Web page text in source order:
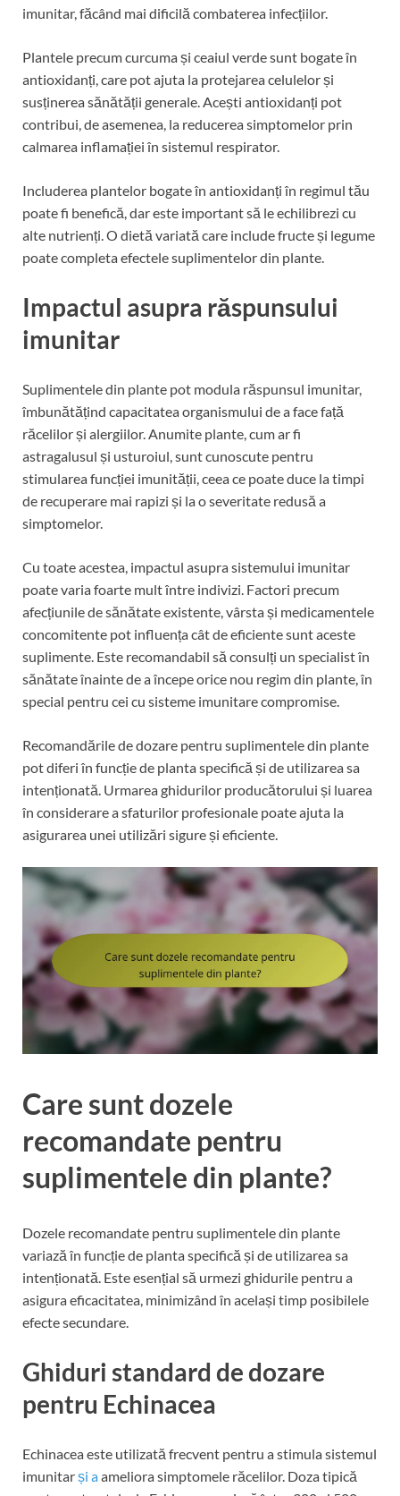
imunitar, făcând mai dificilă combaterea infecțiilor.
Plantele precum curcuma și ceaiul verde sunt bogate în
antioxidanți, care pot ajuta la protejarea celulelor și
susținerea sănătății generale. Acești antioxidanți pot
contribui, de asemenea, la reducerea simptomelor prin
calmarea inflamației în sistemul respirator.
Includerea plantelor bogate în antioxidanți în regimul tău
poate fi benefică, dar este important să le echilibrezi cu
alte nutrienți. O dietă variată care include fructe și legume
poate completa efectele suplimentelor din plante.
Impactul asupra răspunsului
imunitar
Suplimentele din plante pot modula răspunsul imunitar,
îmbunătățind capacitatea organismului de a face față
răcelilor și alergiilor. Anumite plante, cum ar fi
astragalusul și usturoiul, sunt cunoscute pentru
stimularea funcției imunității, ceea ce poate duce la timpi
de recuperare mai rapizi și la o severitate redusă a
simptomelor.
Cu toate acestea, impactul asupra sistemului imunitar
poate varia foarte mult între indivizi. Factori precum
afecțiunile de sănătate existente, vârsta și medicamentele
concomitente pot influența cât de eficiente sunt aceste
suplimente. Este recomandabil să consulți un specialist în
sănătate înainte de a începe orice nou regim din plante, în
special pentru cei cu sisteme imunitare compromise.
Recomandările de dozare pentru suplimentele din plante
pot diferi în funcție de planta specifică și de utilizarea sa
intenționată. Urmarea ghidurilor producătorului și luarea
în considerare a sfaturilor profesionale poate ajuta la
asigurarea unei utilizări sigure și eficiente.
Care sunt dozele
recomandate pentru
suplimentele din plante?
Dozele recomandate pentru suplimentele din plante
variază în funcție de planta specifică și de utilizarea sa
intenționată. Este esențial să urmezi ghidurile pentru a
asigura eficacitatea, minimizând în același timp posibilele
efecte secundare.
Ghiduri standard de dozare
pentru Echinacea
Echinacea este utilizată frecvent pentru a stimula sistemul
imunitarși aameliora simptomele răcelilor. Doza tipică